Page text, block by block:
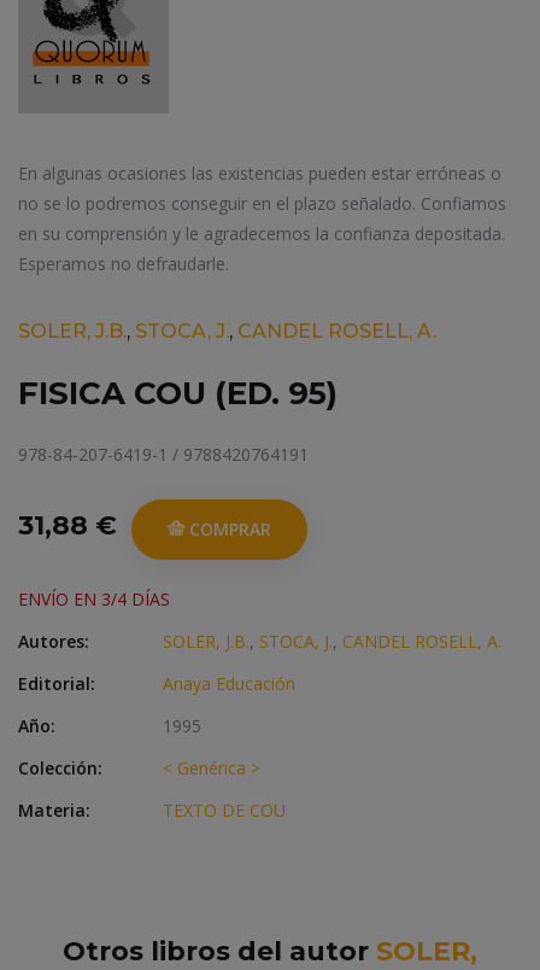
En algunas ocasiones las existencias pueden estar erróneas o
no se lo podremos conseguir en el plazo señalado. Confiamos
en su comprensión y le agradecemos la confianza depositada.
Esperamos no defraudarle.
SOLER, J.B., STOCA, J., CANDEL ROSELL, A.
FISICA COU (ED. 95)
978-84-207-6419-1 / 9788420764191
31,88 € COMPRAR
ENVÍO EN 3/4 DÍAS
Autores:
SOLER, J.B., STOCA, J., CANDEL ROSELL, A.
Editorial:
Anaya Educación
Año:
1995
Colección:
< Genérica >
Materia:
TEXTO DE COU
Otros libros del autor SOLER,